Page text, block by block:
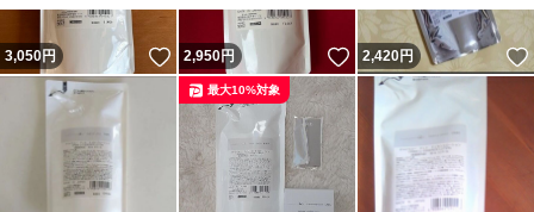
3,050円 いいね！
2,950円 いいね！
2,420円
最大10%対象